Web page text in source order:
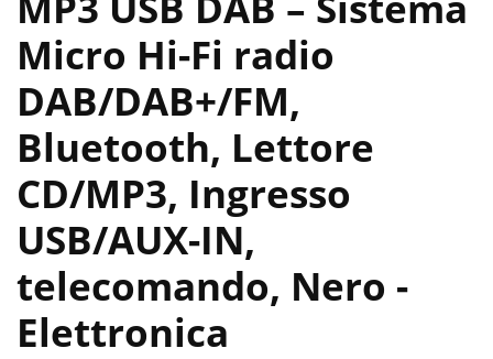
Micro Hi-Fi radio
DAB/DAB+/FM,
Bluetooth, Lettore
CD/MP3, Ingresso
USB/AUX-IN,
telecomando, Nero -
Elettronica